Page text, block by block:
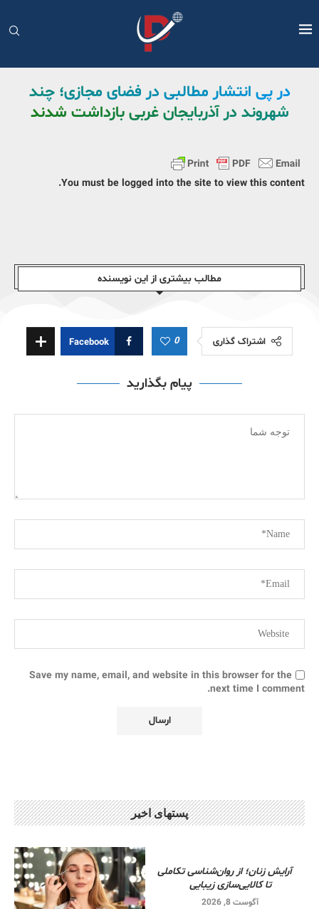
در پی انتشار مطالبی در فضای مجازی؛ چند
شهروند در آذربایجان غربی بازداشت شدند
You must be logged into the site to view this content.
مطالب بیشتری از این نویسندە
اشتراک گذاری 0
Facebook
پیام بگذارید
Save my name, email, and website in this browser for the
next time I comment.
پستهای اخیر
آرایش زنان؛ از روان‌شناسی تکاملی
تا کالایی‌سازی زیبایی
آگوست 8, 2026